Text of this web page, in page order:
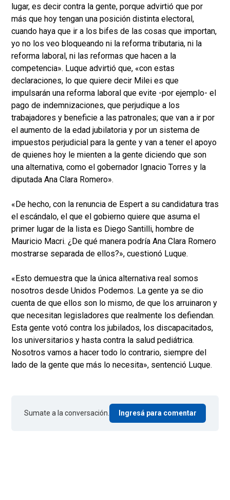
lugar, es decir contra la gente, porque advirtió que por
más que hoy tengan una posición distinta electoral,
cuando haya que ir a los bifes de las cosas que importan,
yo no los veo bloqueando ni la reforma tributaria, ni la
reforma laboral, ni las reformas que hacen a la
competencia». Luque advirtió que, «con estas
declaraciones, lo que quiere decir Milei es que
impulsarán una reforma laboral que evite -por ejemplo- el
pago de indemnizaciones, que perjudique a los
trabajadores y beneficie a las patronales; que van a ir por
el aumento de la edad jubilatoria y por un sistema de
impuestos perjudicial para la gente y van a tener el apoyo
de quienes hoy le mienten a la gente diciendo que son
una alternativa, como el gobernador Ignacio Torres y la
diputada Ana Clara Romero».
«De hecho, con la renuncia de Espert a su candidatura tras
el escándalo, el que el gobierno quiere que asuma el
primer lugar de la lista es Diego Santilli, hombre de
Mauricio Macri. ¿De qué manera podría Ana Clara Romero
mostrarse separada de ellos?», cuestionó Luque.
«Esto demuestra que la única alternativa real somos
nosotros desde Unidos Podemos. La gente ya se dio
cuenta de que ellos son lo mismo, de que los arruinaron y
que necesitan legisladores que realmente los defiendan.
Esta gente votó contra los jubilados, los discapacitados,
los universitarios y hasta contra la salud pediátrica.
Nosotros vamos a hacer todo lo contrario, siempre del
lado de la gente que más lo necesita», sentenció Luque.
Sumate a la conversación. Ingresá para comentar